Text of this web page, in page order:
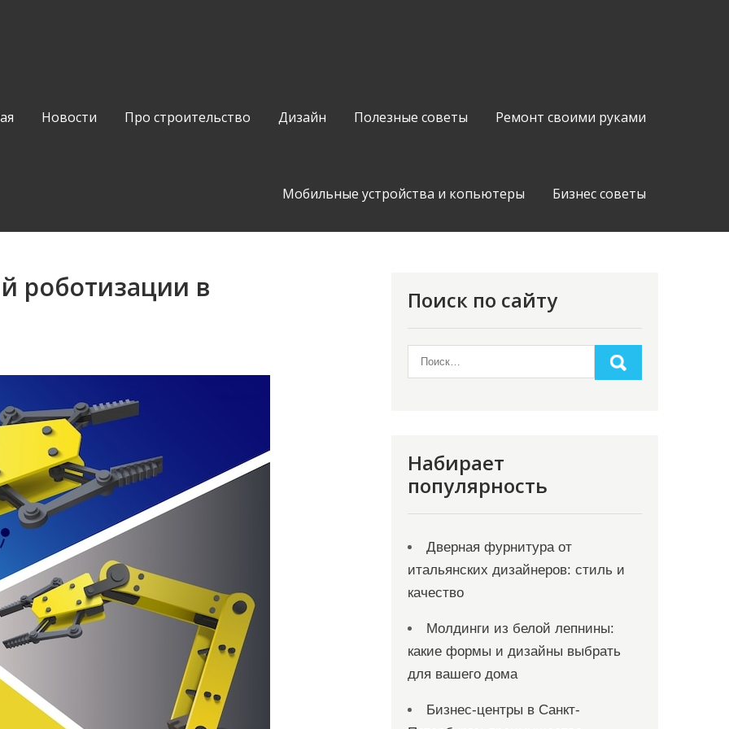
Новости Про строительство Дизайн Полезные советы Ремонт своими руками
Мобильные устройства и копьютеры Бизнес советы
роботизации в
Поиск по сайту
Набирает
популярность
Дверная фурнитура от
итальянских дизайнеров: стиль и
качество
Молдинги из белой лепнины:
какие формы и дизайны выбрать
для вашего дома
Бизнес-центры в Санкт-